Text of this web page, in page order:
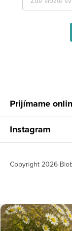
Prijímame
Instagram
Copyright 2026